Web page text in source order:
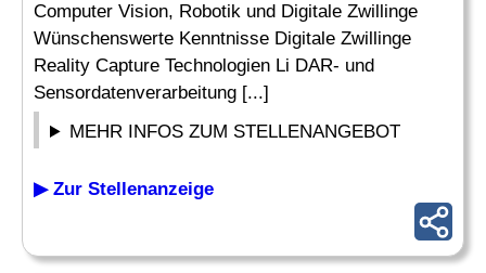
Computer Vision, Robotik und Digitale Zwillinge
Wünschenswerte Kenntnisse Digitale Zwillinge
Reality Capture Technologien Li DAR- und
Sensordatenverarbeitung [...]
MEHR INFOS ZUM STELLENANGEBOT
▶ Zur Stellenanzeige